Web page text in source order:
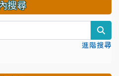
搜尋
進階搜尋